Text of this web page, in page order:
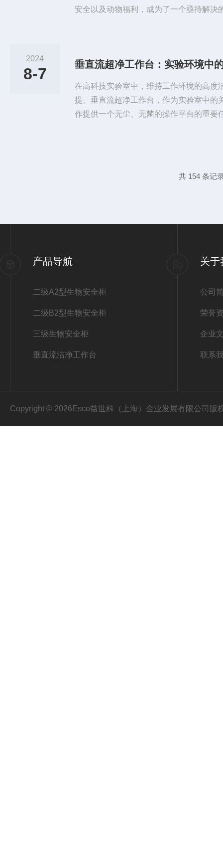
安全以及动物福利，成为了一个亟待解决
物、尘埃等污染物的有效隔离。该安全柜
2024
8-7
垂直流超净工作台：实验环境中
在高科技实验室中，维持工作环境的高度
提。垂直流超净工作台，作为实验室中的
作提供一个无尘、无菌的操作平台的重要
共 154 条记
产品导航
二级A2型生物安全柜
二级B2型生物安全柜
三级生物安全柜
垂直流洁净工作台
关于
公司
荣誉
企业
联系
Copyright © 2026Esco益世科（上海）企业发展有限公司